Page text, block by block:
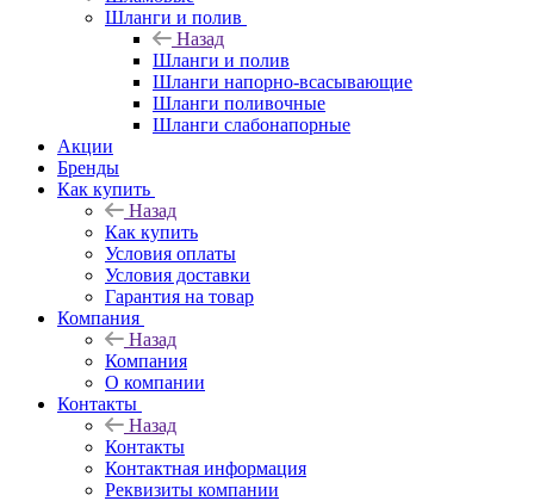
Шланги и полив
Назад
Шланги и полив
Шланги напорно-всасывающие
Шланги поливочные
Шланги слабонапорные
Акции
Бренды
Как купить
Назад
Как купить
Условия оплаты
Условия доставки
Гарантия на товар
Компания
Назад
Компания
О компании
Контакты
Назад
Контакты
Контактная информация
Реквизиты компании